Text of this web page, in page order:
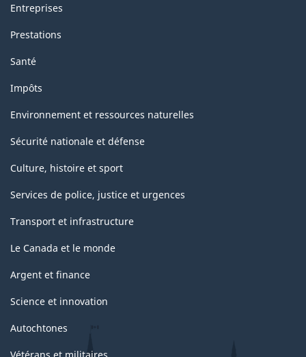
Entreprises
Prestations
Santé
Impôts
Environnement et ressources naturelles
Sécurité nationale et défense
Culture, histoire et sport
Services de police, justice et urgences
Transport et infrastructure
Le Canada et le monde
Argent et finance
Science et innovation
Autochtones